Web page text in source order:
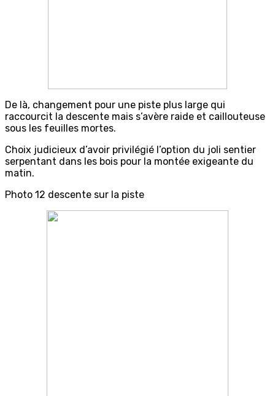
De là, changement pour une piste plus large qui
raccourcit la descente mais s’avère raide et caillouteuse
sous les feuilles mortes.
Choix judicieux d’avoir privilégié l’option du joli sentier
serpentant dans les bois pour la montée exigeante du
matin.
Photo 12 descente sur la piste